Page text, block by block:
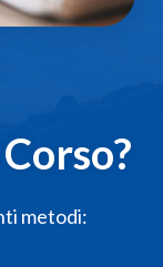
metodi: